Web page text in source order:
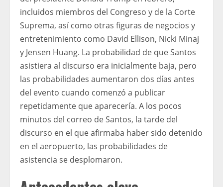
incluidos miembros del Congreso y de la Corte
Suprema, así como otras figuras de negocios y
entretenimiento como David Ellison, Nicki Minaj
y Jensen Huang. La probabilidad de que Santos
asistiera al discurso era inicialmente baja, pero
las probabilidades aumentaron dos días antes
del evento cuando comenzó a publicar
repetidamente que aparecería. A los pocos
minutos del correo de Santos, la tarde del
discurso en el que afirmaba haber sido detenido
en el aeropuerto, las probabilidades de
asistencia se desplomaron.